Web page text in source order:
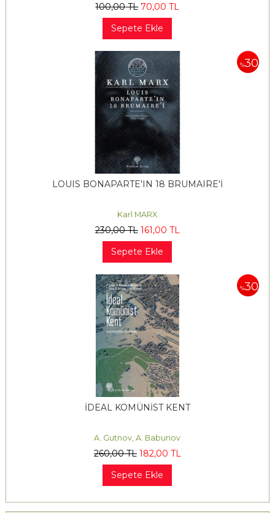
100,00TL 70,00 TL
Sepete Ekle
%30
LOUIS BONAPARTE'IN 18 BRUMAIRE'İ
Karl MARX
230,00TL 161,00 TL
Sepete Ekle
%30
İDEAL KOMÜNİST KENT
A. Gutnov, A. Babunov
260,00TL 182,00 TL
Sepete Ekle